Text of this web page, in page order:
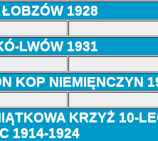
1928
LWÓW 1931
KOP NIEMIĘNCZYN
KRZYŻ 10-
1914-1924